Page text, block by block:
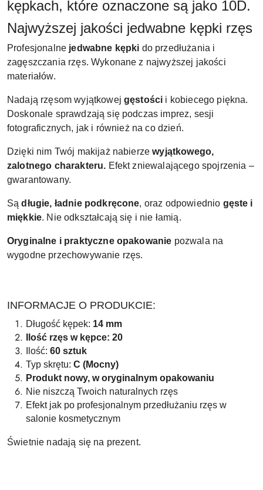
kępkach, które oznaczone są jako 10D.
Najwyższej jakości jedwabne kępki rzęs
Profesjonalne jedwabne kępki do przedłużania i
zagęszczania rzęs. Wykonane z najwyższej jakości
materiałów.
Nadają rzęsom wyjątkowej gęstości i kobiecego piękna.
Doskonale sprawdzają się podczas imprez, sesji
fotograficznych, jak i również na co dzień.
Dzięki nim Twój makijaż nabierzewyjątkowego,
zalotnego charakteru. Efekt zniewalającego spojrzenia –
gwarantowany.
Sądługie, ładnie podkręcone, oraz odpowiednio gęste i
miękkie. Nie odkształcają się i nie łamią.
Oryginalne i praktyczne opakowanie pozwala na
wygodne przechowywanie rzęs.
INFORMACJE O PRODUKCIE:
Długość kępek: 14 mm
Ilość rzęs w kępce: 20
Ilość: 60 sztuk
Typ skrętu: C (Mocny)
Produkt nowy, w oryginalnym opakowaniu
Nie niszczą Twoich naturalnych rzęs
Efekt jak po profesjonalnym przedłużaniu rzęs w
salonie kosmetycznym
Świetnie nadają się na prezent.